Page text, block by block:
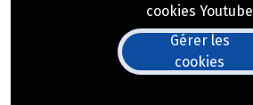
cookies Youtube
Gérer les
cookies